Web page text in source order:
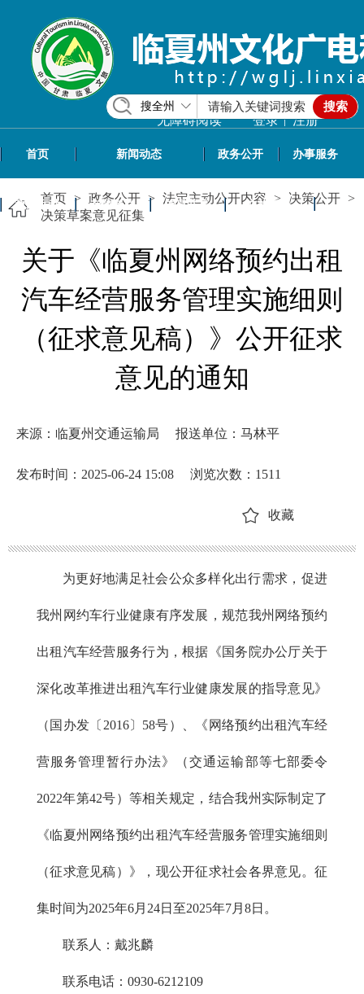
无障碍阅读 登录 | 注册
搜全州 搜索
首页 新闻动态 政务公开 办事服务
政民互动 专题专栏 信息共享 文旅资讯
首页 > 政务公开 > 法定主动公开内容 > 决策公开 >
决策草案意见征集
关于《临夏州网络预约出租
汽车经营服务管理实施细则
（征求意见稿）》公开征求
意见的通知
来源：临夏州交通运输局 报送单位：马林平
发布时间：2025-06-24 15:08 浏览次数： 1511
收藏
为更好地满足社会公众多样化出行需求，促进
我州网约车行业健康有序发展，规范我州网络预约
出租汽车经营服务行为，根据《国务院办公厅关于
深化改革推进出租汽车行业健康发展的指导意见》
（国办发〔2016〕58号）、《网络预约出租汽车经
营服务管理暂行办法》（交通运输部等七部委令
2022年第42号）等相关规定，结合我州实际制定了
《临夏州网络预约出租汽车经营服务管理实施细则
（征求意见稿）》，现公开征求社会各界意见。征
集时间为2025年6月24日至2025年7月8日。
联系人：戴兆麟
联系电话：0930-6212109